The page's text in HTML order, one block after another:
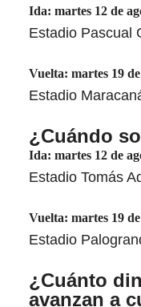
Ida: martes 12 de
Estadio Pascual
Vuelta: martes 19
Estadio
¿Cuándo
Ida: martes 12 de
Estadio Tomás
Vuelta: martes 19
Estadio
¿Cuánto
avanzan a